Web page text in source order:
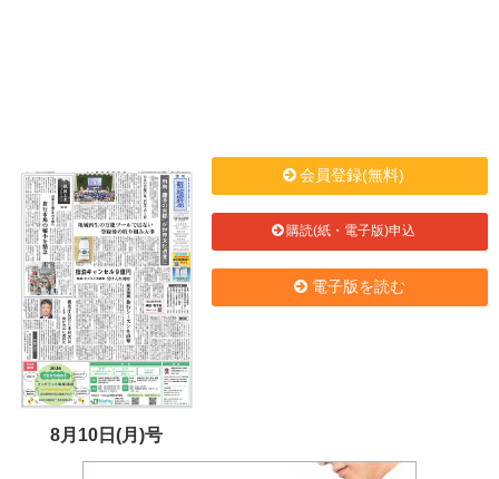
8月10日(月)号
会員登録(無料)
購読(紙・電子版)申込
電子版を読む